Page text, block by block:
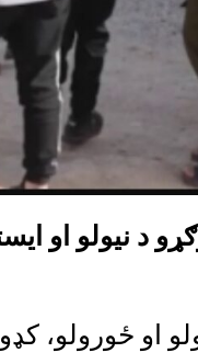
د نیولو او
او ځورولو،